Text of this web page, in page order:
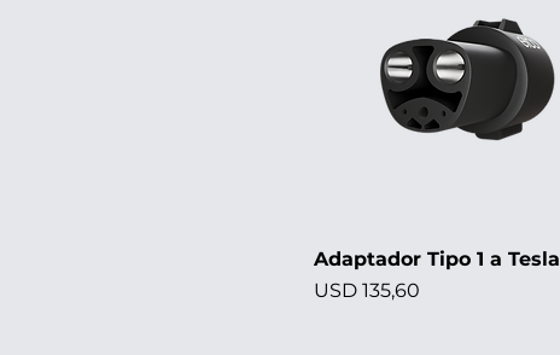
Adaptador Tipo 1 a Tesla
Precio
USD 135,60